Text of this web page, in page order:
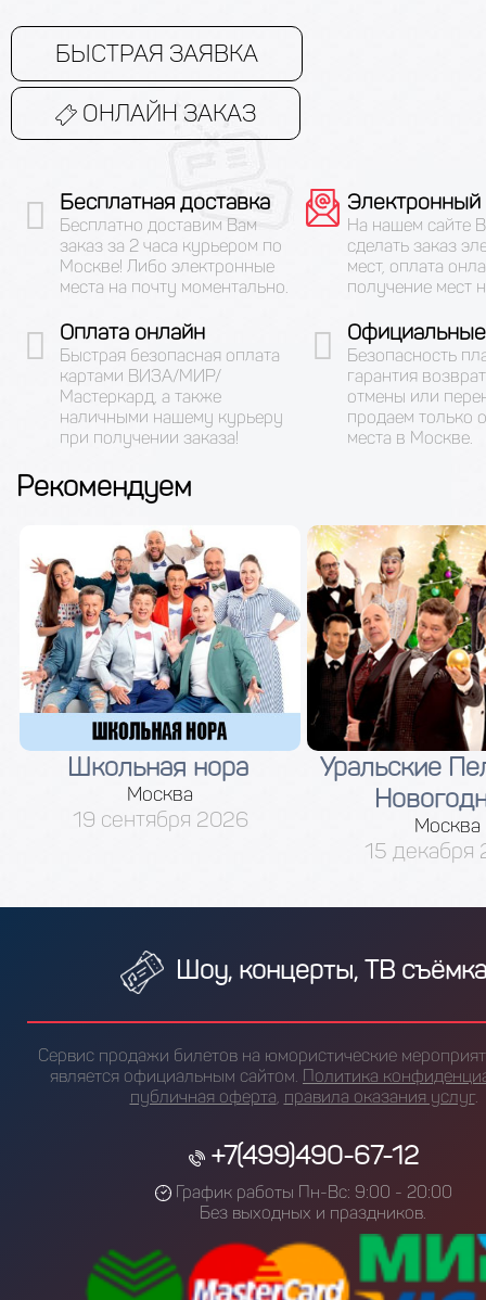
БЫСТРАЯ ЗАЯВКА
ОНЛАЙН ЗАКАЗ
Бесплатная доставка
Бесплатно доставим Вам
заказ за 2 часа курьером по
Москве! Либо электронные
места на почту моментально.
Электронный
На нашем сайте
сделать заказ
мест, оплата
получение мест
Оплата онлайн
Быстрая безопасная оплата
картами ВИЗА/МИР/
Мастеркард, а также
наличными нашему курьеру
при получении заказа!
Безопасность
гарантия
отмены или
продаем только
места в Москве.
Рекомендуем
Школьная нора
Москва
19 сентября 2026
Уральские
Москва
15 декабря
Шоу, концерты, ТВ съёмка
Сервис продажи билетов на юмористические
является официальным сайтом. Политика
публичная оферта правила оказания услуг.
+7(499)490-67-12
График работы Пн-Вс: 9:00 - 20:00
Без выходных и праздников.